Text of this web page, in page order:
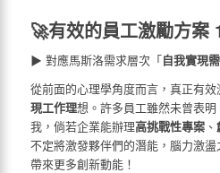
🚀有效的員工激勵方案
▶ 對應馬斯洛需求層次「自我實現
從前面的心理學角度而言，真正有效
現工作理想。許多員工雖然未曾表
我，倘若企業能辦理高挑戰性專案、
不定將激發夥伴們的潛能，腦力激
帶來更多創新動能！